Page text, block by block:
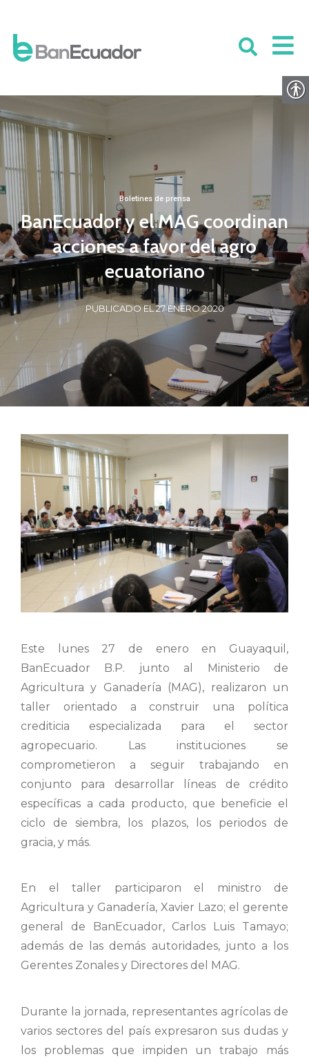
Boletines de prensa
BanEcuador y el MAG coordinan
acciones a favor del agro
ecuatoriano
PUBLICADO EL 27 ENERO 2020
Este lunes 27 de enero en Guayaquil,
BanEcuador B.P. junto al Ministerio de
Agricultura y Ganadería (MAG), realizaron un
taller orientado a construir una política
crediticia especializada para el sector
agropecuario. Las instituciones se
comprometieron a seguir trabajando en
conjunto para desarrollar líneas de crédito
específicas a cada producto, que beneficie el
ciclo de siembra, los plazos, los periodos de
gracia, y más.
En el taller participaron el ministro de
Agricultura y Ganadería, Xavier Lazo; el gerente
general de BanEcuador, Carlos Luis Tamayo;
además de las demás autoridades, junto a los
Gerentes Zonales y Directores del MAG.
Durante la jornada, representantes agrícolas de
varios sectores del país expresaron sus dudas y
los problemas que impiden un trabajo más